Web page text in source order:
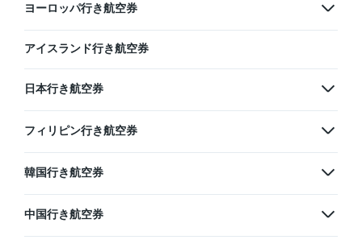
ヨーロッパ行き航空券
アイスランド行き航空券
日本行き航空券
フィリピン行き航空券
韓国行き航空券
中国行き航空券